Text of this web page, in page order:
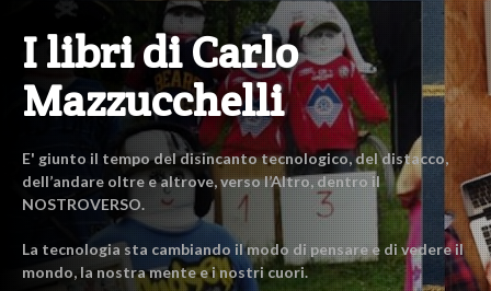
I libri di Carlo
Mazzucchelli
E' giunto il tempo del disincanto tecnologico, del distacco,
dell’andare oltre e altrove, verso l’Altro, dentro il
NOSTROVERSO.
La tecnologia sta cambiando il modo di pensare e di vedere il
mondo, la nostra mente e i nostri cuori.